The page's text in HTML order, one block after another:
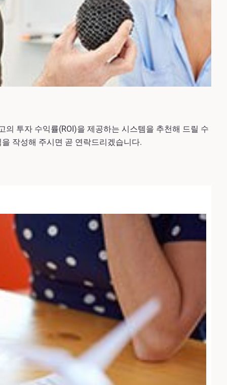
의 투자 수익률(ROI)을 제공하는 시스템을 추천해 드릴 수
작성해 주시면 곧 연락드리겠습니다.